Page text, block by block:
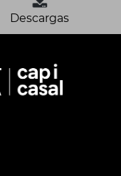
Descargas